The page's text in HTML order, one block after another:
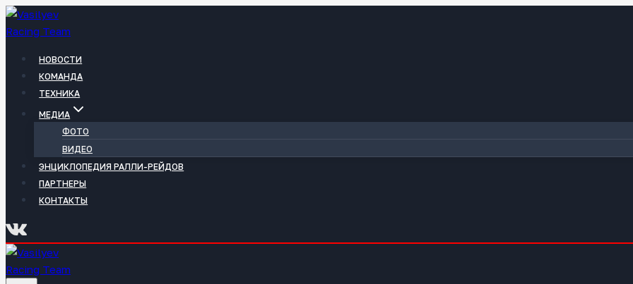
Перейти
к
НОВОСТИ
КОМАНДА
ТЕХНИКА
МЕДИА
ФОТО
ВИДЕО
ЭНЦИКЛОПЕДИЯ РАЛЛИ-РЕЙДОВ
ПАРТНЕРЫ
КОНТАКТЫ